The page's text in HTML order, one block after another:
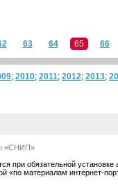
63 64 65 66
; 2010; 2011; 2012; 2013;
«СНИП»
при обязательной установке
«по материалам интернет-